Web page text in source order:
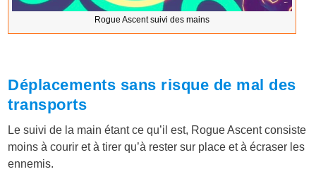
Rogue Ascent suivi des mains
Déplacements sans risque de mal des
transports
Le suivi de la main étant ce qu’il est, Rogue Ascent consiste
moins à courir et à tirer qu’à rester sur place et à écraser les
ennemis.